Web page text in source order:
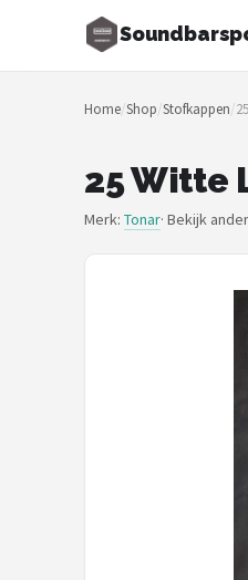
Zoeken
NAVIGATIE
Merken
Home/Shop/Stofkappen/
25 Witte
Merk: Tonar· Bekijk